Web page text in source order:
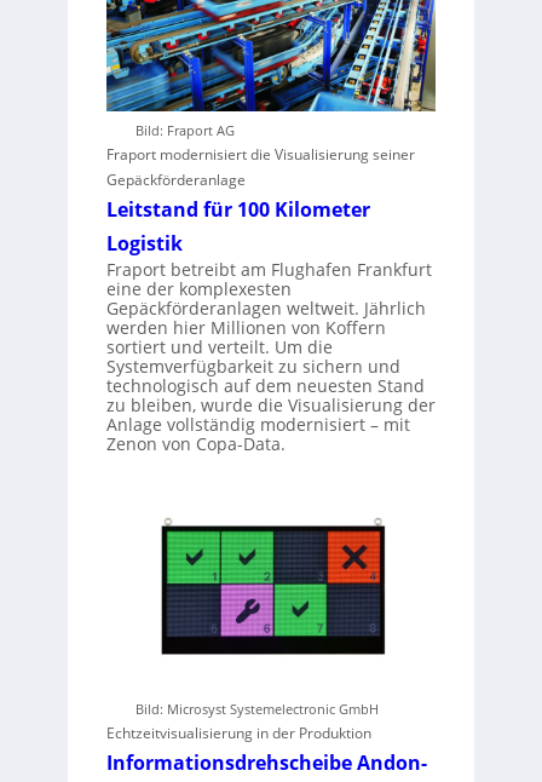
Bild: Fraport AG
Fraport modernisiert die Visualisierung seiner
Gepäckförderanlage
Leitstand für 100 Kilometer
Logistik
Fraport betreibt am Flughafen Frankfurt
eine der komplexesten
Gepäckförderanlagen weltweit. Jährlich
werden hier Millionen von Koffern
sortiert und verteilt. Um die
Systemverfügbarkeit zu sichern und
technologisch auf dem neuesten Stand
zu bleiben, wurde die Visualisierung der
Anlage vollständig modernisiert – mit
Zenon von Copa-Data.
Bild: Microsyst Systemelectronic GmbH
Echtzeitvisualisierung in der Produktion
Informationsdrehscheibe Andon-